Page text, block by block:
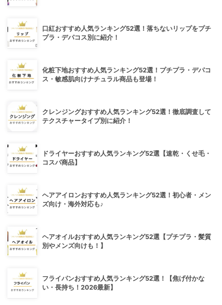
口紅おすすめ人気ランキング52選！落ちないリップをプチ
プラ・デパコス別に紹介！
化粧下地おすすめ人気ランキング52選！プチプラ・デパコ
ス・敏感肌向けナチュラル商品も登場！
クレンジングおすすめ人気ランキング52選！徹底調査して
テクスチャータイプ別に紹介！
ドライヤーおすすめ人気ランキング52選【速乾・くせ毛・
コスパ商品】
ヘアアイロンおすすめ人気ランキング52選！初心者・メン
ズ向け・海外対応も♪
ヘアオイルおすすめ人気ランキング52選【プチプラ・髪質
別やメンズ向けも！】
フライパンおすすめ人気ランキング52選！【焦げ付かな
い・長持ち！2026最新】